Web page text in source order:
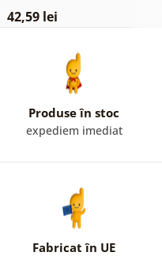
42,59 lei
Produse în stoc
expediem imediat
Fabricat în UE